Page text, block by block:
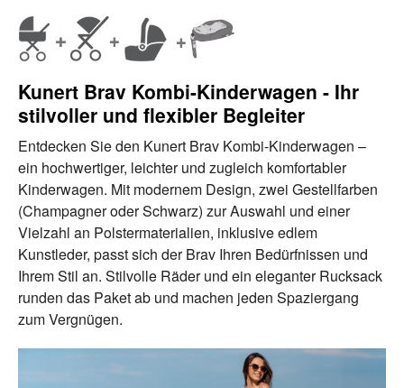
Kunert Brav Kombi-Kinderwagen - Ihr
stilvoller und flexibler Begleiter
Entdecken Sie den Kunert Brav Kombi-Kinderwagen –
ein hochwertiger, leichter und zugleich komfortabler
Kinderwagen. Mit modernem Design, zwei Gestellfarben
(Champagner oder Schwarz) zur Auswahl und einer
Vielzahl an Polstermaterialien, inklusive edlem
Kunstleder, passt sich der Brav Ihren Bedürfnissen und
Ihrem Stil an. Stilvolle Räder und ein eleganter Rucksack
runden das Paket ab und machen jeden Spaziergang
zum Vergnügen.